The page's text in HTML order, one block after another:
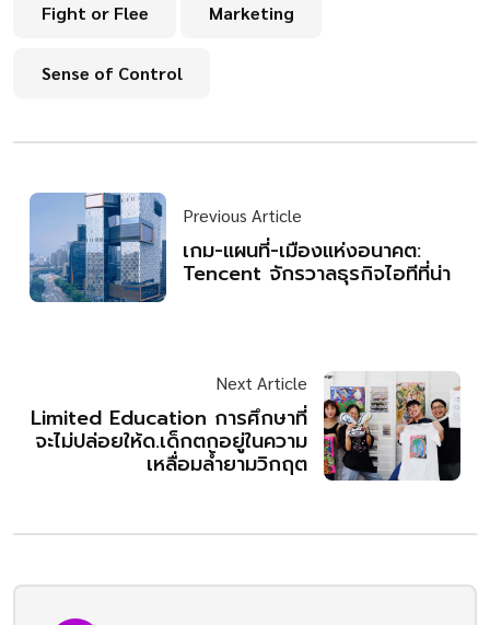
Fight or Flee Marketing
Sense of Control
Previous Article
เกม-แผนที่-เมืองแห่งอนาคต:
Tencent จักรวาลธุรกิจไอทีที่น่า
Next Article
Limited Education การศึกษาที่
จะไม่ปล่อยให้ด.เด็กตกอยู่ในความ
เหลื่อมล้ำยามวิกฤต